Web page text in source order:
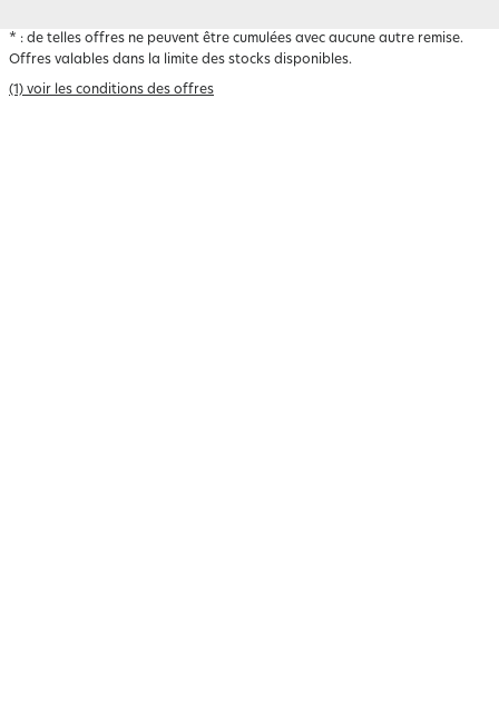
* : de telles offres ne peuvent être cumulées avec aucune autre remise.
Offres valables dans la limite des stocks disponibles.
(1) voir les conditions des offres